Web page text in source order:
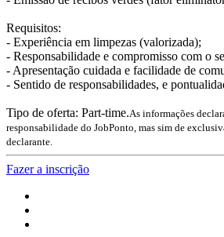
Requisitos:
- Experiência em limpezas (valorizada);
- Responsabilidade e compromisso com o
- Apresentação cuidada e facilidade de
- Sentido de responsabilidades, e
Tipo de oferta: Part-time.As informações
responsabilidade do JobPonto, mas sim de
declarante.
Fazer a inscrição